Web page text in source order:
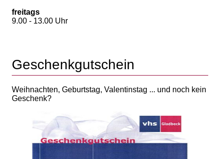
freitags
9.00 - 13.00 Uhr
Geschenkgutschein
Weihnachten, Geburtstag, Valentinstag ... und noch kein
Geschenk?